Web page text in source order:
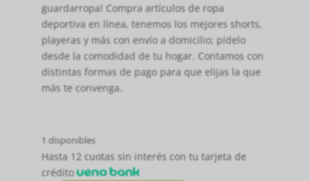
guardarropa! Compra artículos de ropa
deportiva en línea, tenemos los mejores shorts,
playeras y más con envío a domicilio; pídelo
desde la comodidad de tu hogar. Contamos con
distintas formas de pago para que elijas la que
más te convenga.
1 disponibles
Hasta 12 cuotas sin interés con tu tarjeta de
crédito